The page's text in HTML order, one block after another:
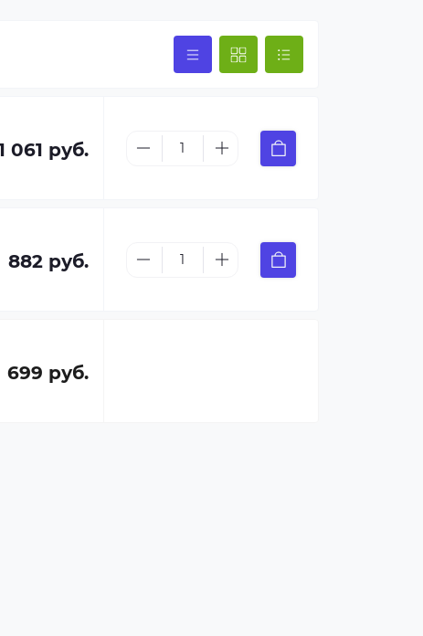
061 руб.
882 руб.
699 руб.